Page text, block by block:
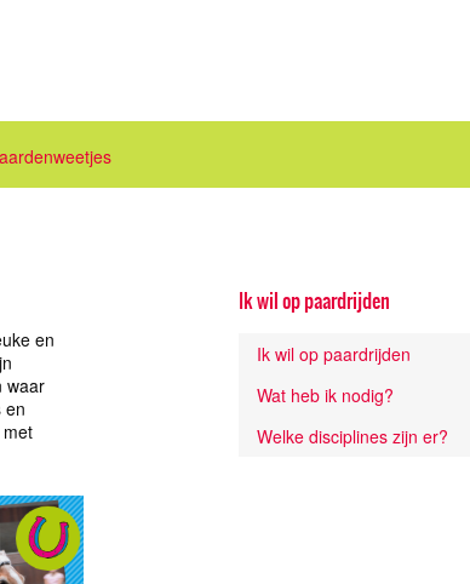
en
waar
en
Ik wil op paardrijden
Ik wil op paardrijden
Wat heb ik nodig?
Welke disciplines zijn er?